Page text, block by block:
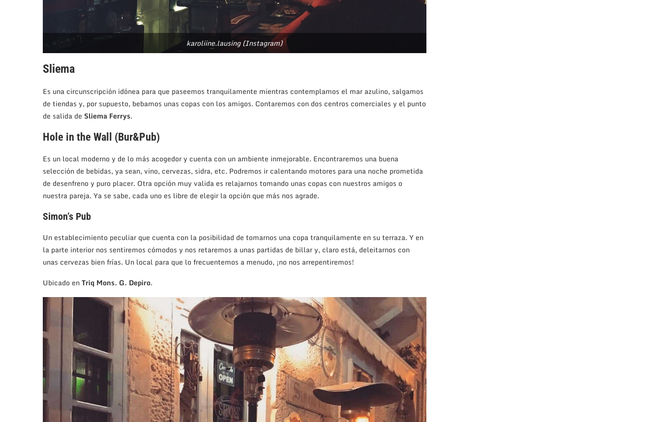
karoliine.lausing (Instagram)
Sliema
Es una circunscripción idónea para que paseemos tranquilamente mientras contemplamos el mar azulino, salgamos
de tiendas y, por supuesto, bebamos unas copas con los amigos. Contaremos con dos centros comerciales y el punto
de salida de Sliema Ferrys.
Hole in the Wall (Bur&Pub)
Es un local moderno y de lo más acogedor y cuenta con un ambiente inmejorable. Encontraremos una buena
selección de bebidas, ya sean, vino, cervezas, sidra, etc. Podremos ir calentando motores para una noche prometida
de desenfreno y puro placer. Otra opción muy valida es relajarnos tomando unas copas con nuestros amigos o
nuestra pareja. Ya se sabe, cada uno es libre de elegir la opción que más nos agrade.
Simon’s Pub
Un establecimiento peculiar que cuenta con la posibilidad de tomarnos una copa tranquilamente en su terraza. Y en
la parte interior nos sentiremos cómodos y nos retaremos a unas partidas de billar y, claro está, deleitarnos con
unas cervezas bien frías. Un local para que lo frecuentemos a menudo, ¡no nos arrepentiremos!
Ubicado enTriq Mons. G. Depiro.